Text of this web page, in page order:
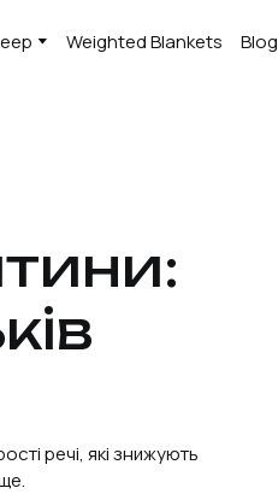
Weighted Blankets Blog
речі, які знижують